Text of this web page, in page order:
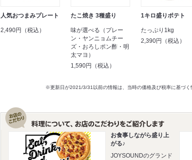
人気おつまみプレート
2,490円（税込）
たこ焼き 3種盛り
味が選べる（プレー
ン・ヤンニョムチー
ズ・おろしポン酢・明
太マヨ）
1,590円（税込）
1キロ盛りポテト
たっぷり1kg
2,390円（税込）
※更新日が2021/3/31以前の情報は、当時の価格及び税率に基づく
お食事しながら盛り上
がる♪
JOYSOUNDのグランド